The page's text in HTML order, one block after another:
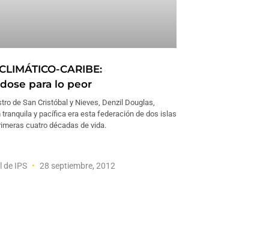
CARIBE:
para lo peor
de San Cristóbal y Nieves, Denzil Douglas,
tranquila y pacífica era esta federación de dos islas
cuatro décadas de vida.
de IPS 28 septiembre, 2012